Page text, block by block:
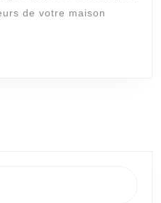
de votre maison